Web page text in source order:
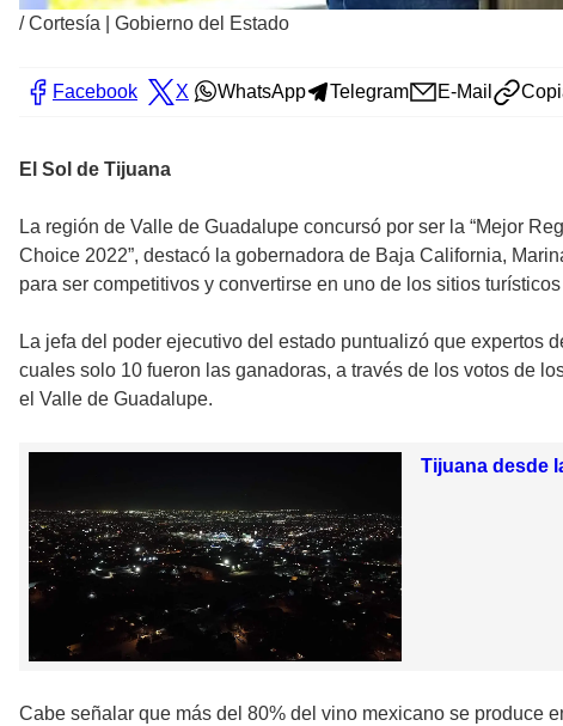
/Cortesía | Gobierno del Estado
Facebook X WhatsApp Telegram E-Mail
El Sol de Tijuana
La región de Valle de Guadalupe concursó por ser la “Mejor
Choice 2022”, destacó la gobernadora de Baja California,
para ser competitivos y convertirse en uno de los sitios
La jefa del poder ejecutivo del estado puntualizó que expertos
cuales solo 10 fueron las ganadoras, a través de los votos de
el Valle de Guadalupe.
Tijuana desde
Cabe señalar que más del 80% del vino mexicano se produce